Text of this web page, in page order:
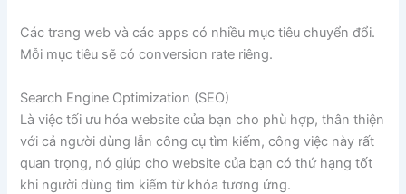
Các trang web và các apps có nhiều mục tiêu chuyển đổi.
Mỗi mục tiêu sẽ có conversion rate riêng.
Search Engine Optimization (SEO)
Là việc tối ưu hóa website của bạn cho phù hợp, thân thiện
với cả người dùng lẫn công cụ tìm kiếm, công việc này rất
quan trọng, nó giúp cho website của bạn có thứ hạng tốt
khi người dùng tìm kiếm từ khóa tương ứng.